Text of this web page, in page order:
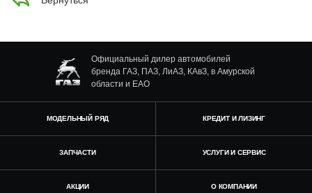
Официальный дилер автомобилей
бренда ГАЗ, ПАЗ, ЛиАЗ, КАвЗ, в Амурской
области и ЕАО
МОДЕЛЬНЫЙ РЯД КРЕДИТ И ЛИЗИНГ
ЗАПЧАСТИ УСЛУГИ И СЕРВИС
АКЦИИ О КОМПАНИИ